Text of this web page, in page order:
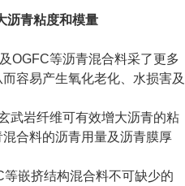
沥青粘度和模量
及OGFC等沥青混合料采了更多
容易产生氧化老化、水损害及
有效增大沥青的粘
合料的沥青用量及沥青膜厚
混合料不可缺少的